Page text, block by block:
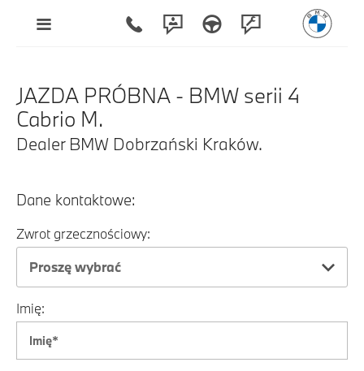
JAZDA PRÓBNA - BMW serii 4
Cabrio M.
Dealer BMW Dobrzański Kraków.
Dane kontaktowe:
Zwrot grzecznościowy:
Proszę wybrać
Imię: